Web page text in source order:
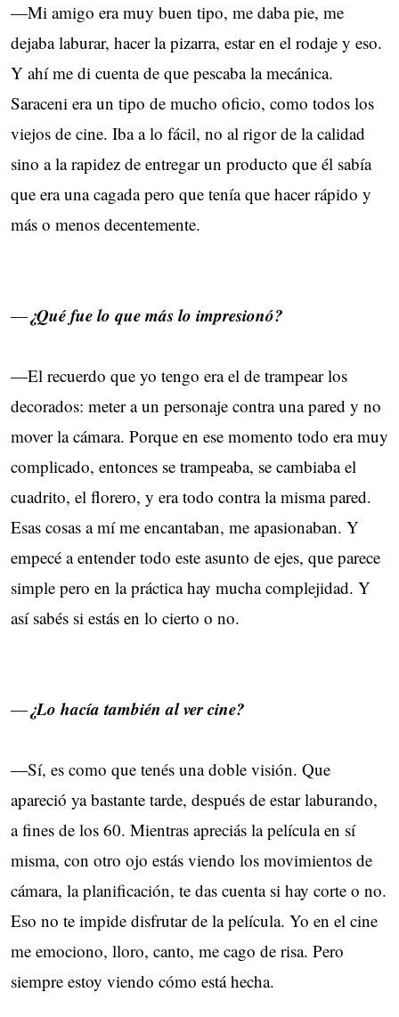
—Mi amigo era muy buen tipo, me daba pie, me
dejaba laburar, hacer la pizarra, estar en el rodaje y eso.
Y ahí me di cuenta de que pescaba la mecánica.
Saraceni era un tipo de mucho oficio, como todos los
viejos de cine. Iba a lo fácil, no al rigor de la calidad
sino a la rapidez de entregar un producto que él sabía
que era una cagada pero que tenía que hacer rápido y
más o menos decentemente.
—¿Qué fue lo que más lo impresionó?
—El recuerdo que yo tengo era el de trampear los
decorados: meter a un personaje contra una pared y no
mover la cámara. Porque en ese momento todo era muy
complicado, entonces se trampeaba, se cambiaba el
cuadrito, el florero, y era todo contra la misma pared.
Esas cosas a mí me encantaban, me apasionaban. Y
empecé a entender todo este asunto de ejes, que parece
simple pero en la práctica hay mucha complejidad. Y
así sabés si estás en lo cierto o no.
—¿Lo hacía también al ver cine?
—Sí, es como que tenés una doble visión. Que
apareció ya bastante tarde, después de estar laburando,
a fines de los 60. Mientras apreciás la película en sí
misma, con otro ojo estás viendo los movimientos de
cámara, la planificación, te das cuenta si hay corte o no.
Eso no te impide disfrutar de la película. Yo en el cine
me emociono, lloro, canto, me cago de risa. Pero
siempre estoy viendo cómo está hecha.